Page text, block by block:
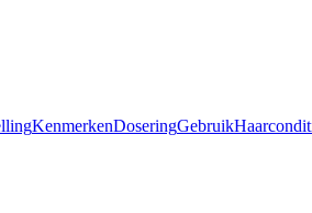
KenmerkenDoseringGebruik